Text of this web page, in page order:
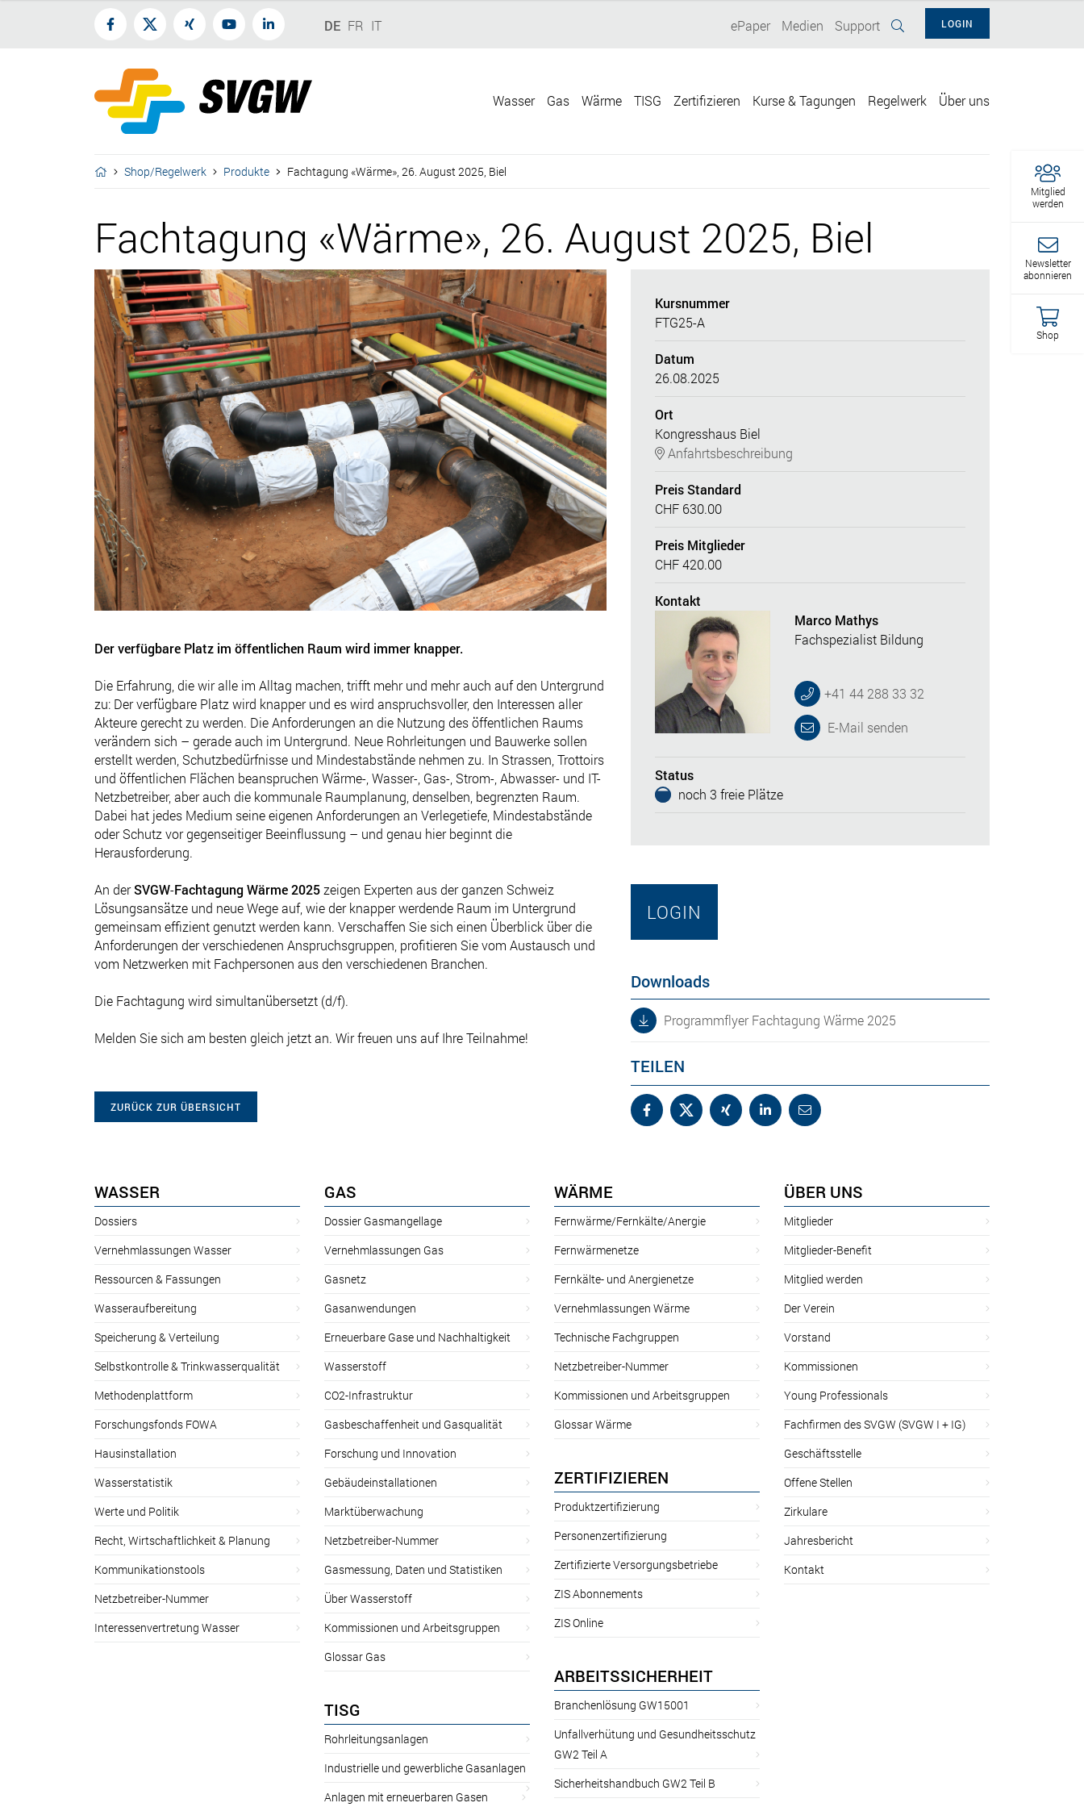
Mitglied
werden
Newsletter
abonnieren
Shop
DE FR IT LOGIN
ePaper Medien Support
Wasser Gas Wärme TISG Zertifizieren Kurse & Tagungen Regelwerk Über uns
Shop/Regelwerk Produkte Fachtagung «Wärme», 26. August 2025, Biel
Fachtagung «Wärme», 26. August 2025, Biel
Der verfügbare Platz im öffentlichen Raum wird immer knapper.
Die Erfahrung, die wir alle im Alltag machen, trifft mehr und mehr auch auf den Untergrund
zu: Der verfügbare Platz wird knapper und es wird anspruchsvoller, den Interessen aller
Akteure gerecht zu werden. Die Anforderungen an die Nutzung des öffentlichen Raums
verändern sich – gerade auch im Untergrund. Neue Rohrleitungen und Bauwerke sollen
erstellt werden, Schutzbedürfnisse und Mindestabstände nehmen zu. In Strassen, Trottoirs
und öffentlichen Flächen beanspruchen Wärme-, Wasser-, Gas-, Strom-, Abwasser- und IT-
Netzbetreiber, aber auch die kommunale Raumplanung, denselben, begrenzten Raum.
Dabei hat jedes Medium seine eigenen Anforderungen an Verlegetiefe, Mindestabstände
oder Schutz vor gegenseitiger Beeinflussung – und genau hier beginnt die
Herausforderung.
An derSVGW-Fachtagung Wärme 2025zeigen Experten aus der ganzen Schweiz
Lösungsansätze und neue Wege auf, wie der knapper werdende Raum im Untergrund
gemeinsam effizient genutzt werden kann. Verschaffen Sie sich einen Überblick über die
Anforderungen der verschiedenen Anspruchsgruppen, profitieren Sie vom Austausch und
vom Netzwerken mit Fachpersonen aus den verschiedenen Branchen.
Die Fachtagung wird simultanübersetzt (d/f).
Melden Sie sich am besten gleich jetzt an. Wir freuen uns auf Ihre Teilnahme!
ZURÜCK ZUR ÜBERSICHT
Kursnummer
FTG25-A
Datum
26.08.2025
Ort
Kongresshaus Biel
Anfahrtsbeschreibung
Preis Standard
CHF 630.00
Preis Mitglieder
CHF 420.00
Kontakt
Marco Mathys
Fachspezialist Bildung
+41 44 288 33 32
E-Mail senden
Status
noch 3 freie Plätze
LOGIN
Downloads
Programmflyer Fachtagung Wärme 2025
TEILEN
WASSER
Dossiers
Vernehmlassungen Wasser
Ressourcen & Fassungen
Wasseraufbereitung
Speicherung & Verteilung
Selbstkontrolle & Trinkwasserqualität
Methodenplattform
Forschungsfonds FOWA
Hausinstallation
Wasserstatistik
Werte und Politik
Recht, Wirtschaftlichkeit & Planung
Kommunikationstools
Netzbetreiber-Nummer
Interessenvertretung Wasser
GAS
Dossier Gasmangellage
Vernehmlassungen Gas
Gasnetz
Gasanwendungen
Erneuerbare Gase und Nachhaltigkeit
Wasserstoff
CO2-Infrastruktur
Gasbeschaffenheit und Gasqualität
Forschung und Innovation
Gebäudeinstallationen
Marktüberwachung
Netzbetreiber-Nummer
Gasmessung, Daten und Statistiken
Über Wasserstoff
Kommissionen und Arbeitsgruppen
Glossar Gas
TISG
Rohrleitungsanlagen
Industrielle und gewerbliche Gasanlagen
Anlagen mit erneuerbaren Gasen
WÄRME
Fernwärme/Fernkälte/Anergie
Fernwärmenetze
Fernkälte- und Anergienetze
Vernehmlassungen Wärme
Technische Fachgruppen
Netzbetreiber-Nummer
Kommissionen und Arbeitsgruppen
Glossar Wärme
ZERTIFIZIEREN
Produktzertifizierung
Personenzertifizierung
Zertifizierte Versorgungsbetriebe
ZIS Abonnements
ZIS Online
ARBEITSSICHERHEIT
Branchenlösung GW15001
Unfallverhütung und Gesundheitsschutz
GW2 Teil A
Sicherheitshandbuch GW2 Teil B
ÜBER UNS
Mitglieder
Mitglieder-Benefit
Mitglied werden
Der Verein
Vorstand
Kommissionen
Young Professionals
Fachfirmen des SVGW (SVGW I + IG)
Geschäftsstelle
Offene Stellen
Zirkulare
Jahresbericht
Kontakt